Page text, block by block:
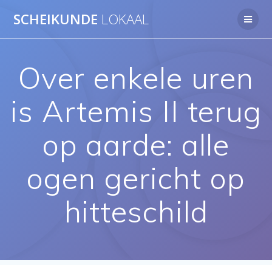
naar
SCHEIKUNDE LOKAAL
Over enkele uren
is Artemis II terug
op aarde: alle
ogen gericht op
hitteschild